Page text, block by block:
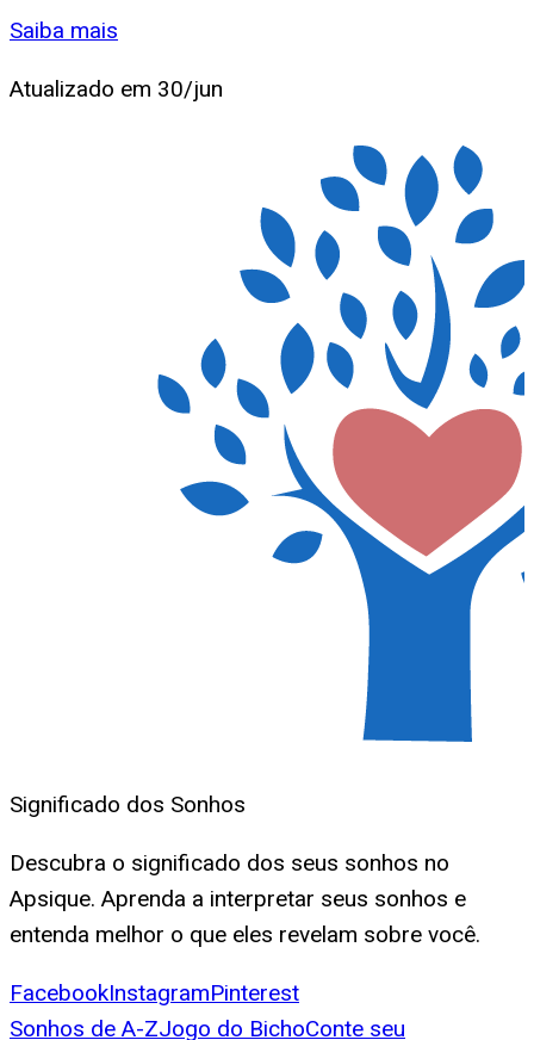
Saiba mais
Atualizado em 30/jun
Significado dos Sonhos
Descubra o significado dos seus sonhos no
Apsique. Aprenda a interpretar seus sonhos e
entenda melhor o que eles revelam sobre você.
FacebookInstagramPinterest
Sonhos de A-ZJogo do BichoConte seu